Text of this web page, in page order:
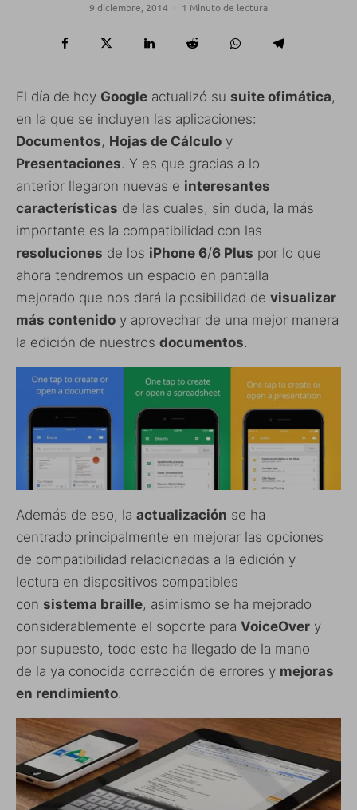
9 diciembre, 2014 · 1 Minuto de lectura
El día de hoy Google actualizó su suite ofimática,
en la que se incluyen las aplicaciones:
Documentos, Hojas de Cálculo y
Presentaciones. Y es que gracias a lo
anterior llegaron nuevas e interesantes
características de las cuales, sin duda, la más
importante es la compatibilidad con las
resoluciones de los iPhone 6/6 Plus por lo que
ahora tendremos un espacio en pantalla
mejorado que nos dará la posibilidad de visualizar
más contenido y aprovechar de una mejor manera
la edición de nuestros documentos.
Además de eso, la actualización se ha
centrado principalmente en mejorar las opciones
de compatibilidad relacionadas a la edición y
lectura en dispositivos compatibles
con sistema braille, asimismo se ha mejorado
considerablemente el soporte para VoiceOver y
por supuesto, todo esto ha llegado de la mano
de la ya conocida corrección de errores y mejoras
en rendimiento.